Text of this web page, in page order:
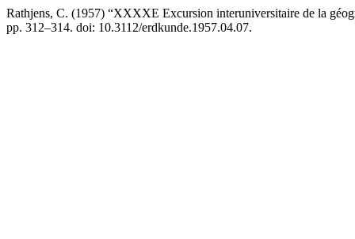
Rathjens, C. (1957) “XXXXE Excursion interuniversitaire de la
pp. 312–314. doi: 10.3112/erdkunde.1957.04.07.